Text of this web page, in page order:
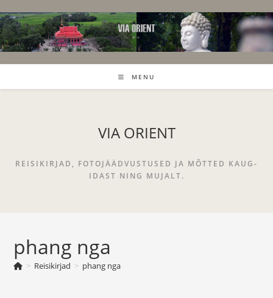
to
content
MENU
VIA ORIENT
REISIKIRJAD, FOTOJÄÄDVUSTUSED JA MÕTTED KAUG-
IDAST NING MUJALT.
phang nga
> Reisikirjad > phang nga